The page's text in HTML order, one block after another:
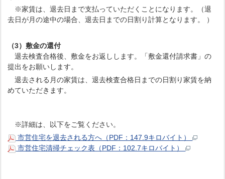
※家賃は、退去日まで支払っていただくことになります。（退
去日が月の途中の場合、退去日までの日割り計算となります。 ）
（3）敷金の還付
退去検査合格後、敷金をお返しします。「敷金還付請求書」の
提出をお願いします。
退去される月の家賃は、退去検査合格日までの日割り家賃を納
めていただきます。
※詳細は、以下をご覧ください。
市営住宅を退去される方へ（PDF：147.9キロバイト）
市営住宅清掃チェック表（PDF：102.7キロバイト）